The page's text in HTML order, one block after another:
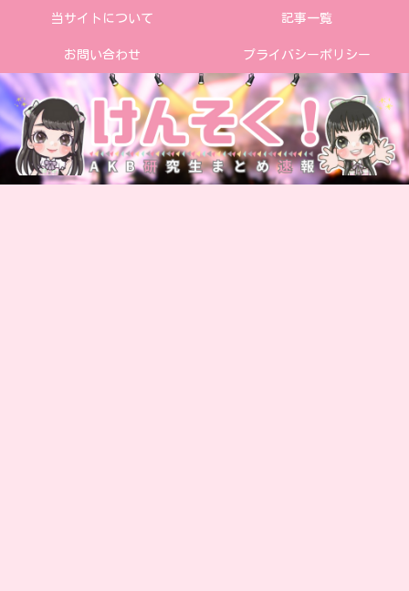
当サイトについて 記事一覧
お問い合わせ プライバシーポリシー